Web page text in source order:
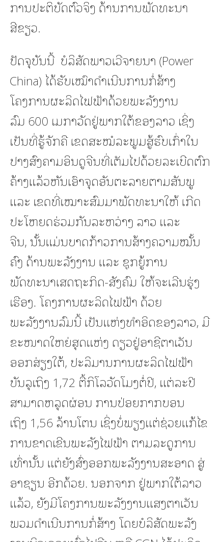
ການປະຕິບັດຕົວຈິງ ດ້ານການພັດທະນາ
ສີຂຽວ.
ປັດຈຸບັນນີ້ ບໍລິສັດພາວເວີຈາຍນາ (Power
China) ໄດ້ຮັບເໝົາດໍາເນີນການກໍ່ສ້າງ
ໂຄງການຜະລິດໄຟຟ້າດ້ວຍພະລັງງານ
ລົມ 600 ເມກາວັດຢູ່ພາກໃຕ້ຂອງລາວ ເຊິ່ງ
ເປັນທີ່ຮູ້ຈັກຄື ເຂດສະໝໍລະພູມສູ້ຮົບເກົ່າໃນ
ປາງສົງຄາມອິນດູຈີນທີ່ເຕັມໄປດ້ວຍລະເບີດຕົກ
ຄ້າງແລ້ວຫັນເອົາຈຸດອັນຕະລາຍຕາມສັນພູ
ແລະ ເຂດທີ່ເໝາະສົມມາພັດທະນາໃຫ້ ເກີດ
ປະໂຫຍດຮ່ວມກັນລະຫວ່າງ ລາວ ແລະ
ຈີນ, ນັ້ນແມ່ນບາດກ້າວການສ້າງຄວາມໝັ້ນ
ຄົງ ດ້ານພະລັງງານ ແລະ ຊຸກຍູ້ການ
ພັດທະນາເສດຖະກິດ-ສັງຄົມ ໃຫ້ຈະເລີນຮຸ່ງ
ເຮືອງ. ໂຄງການຜະລິດໄຟຟ້າ ດ້ວຍ
ພະລັງງານລົມນີ້ ເປັນແຫ່ງທຳອິດຂອງລາວ, ມີ
ຂະໜາດໃຫຍ່ສຸດແຫ່ງ ດຽວຢູ່ອາຊີຕາເວັນ
ອອກສ່ຽງໃຕ້, ປະລິມານການຜະລິດໄຟຟ້າ
ບັນລຸເຖິງ 1,72 ຕື້ກິໂລວັດໂມງຕໍ່ປີ, ແຕ່ລະປີ
ສາມາດຫລຸດຜ່ອນ ການປ່ອຍກາກບອນ
ເຖິງ 1,56 ລ້ານໂຕນ ເຊິ່ງບໍ່ພຽງແຕ່ຊ່ວຍແກ້ໄຂ
ການຂາດເຂີນພະລັງໄຟຟ້າ ຕາມລະດູການ
ເທົ່ານັ້ນ ແຕ່ຍັງສົ່ງອອກພະລັງງານສະອາດ ສູ່
ອາຊຽນ ອີກດ້ວຍ. ນອກຈາກ ຢູ່ພາກໃຕ້ລາວ
ແລ້ວ, ຍັງມີໂຄງການພະລັງງານແສງຕາເວັນ
ພວມດໍາເນີນການກໍ່ສ້າງ ໂດຍບໍລິສັດພະລັງ